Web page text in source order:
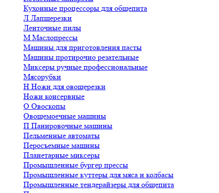
Кухонные процессоры для общепита
Л Лапшерезки
Ленточные пилы
М Маслопрессы
Машины для приготовления пасты
Машины протирочно резательные
Миксеры ручные профессиональные
Мясорубки
Н Ножи для овощерезки
Ножи консервные
О Овоскопы
Овощемоечные машины
П Панировочные машины
Пельменные автоматы
Перосъемные машины
Планетарные миксеры
Промышленные бургер прессы
Промышленные куттеры для мяса и колбасы
Промышленные тендерайзеры для общепита